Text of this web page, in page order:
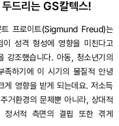
두드리는 GS칼텍스!
트 프로이트(Sigmund Freud)는
성격 형성에 영향을 미친다고
강조했습니다. 아동, 청소년기의
하기에 이 시기의 물질적 안녕
영향을 받게 되는데요. 저소득
거환경의 문제뿐 아니라, 상대적
정서적 측면의 결핍 또한 겪게